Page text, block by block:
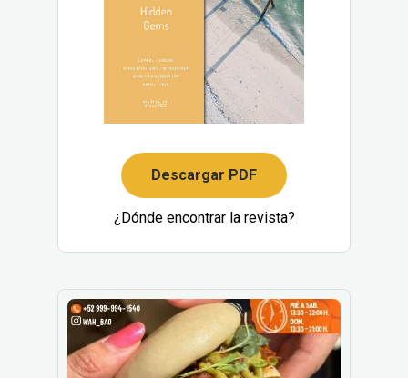
Descargar PDF
¿Dónde encontrar la revista?